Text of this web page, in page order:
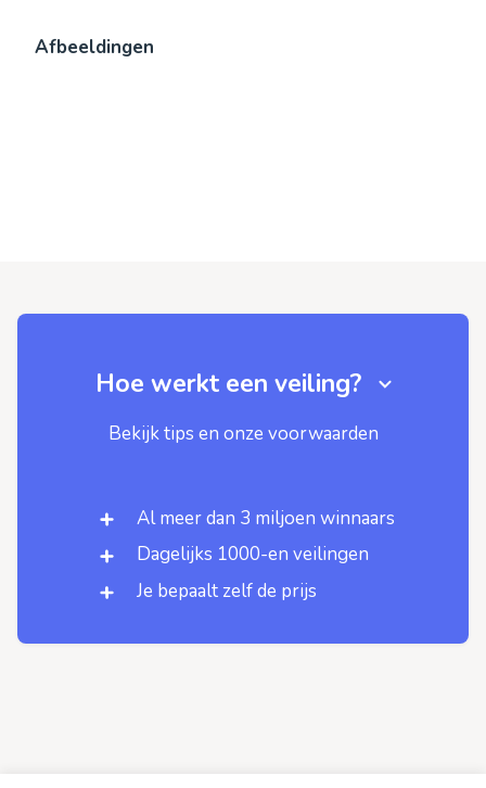
Afbeeldingen
Hoe werkt een veiling?
Bekijk tips en onze voorwaarden
Al meer dan 3 miljoen winnaars
Dagelijks 1000-en veilingen
Je bepaalt zelf de prijs